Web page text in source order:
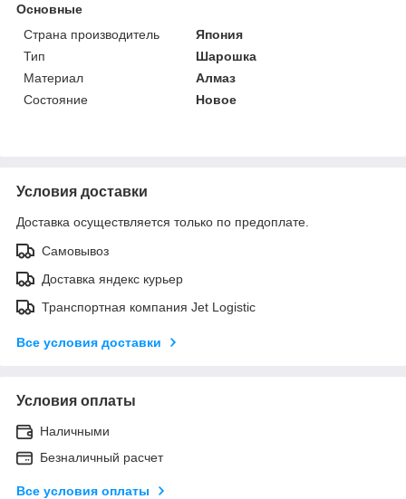
Основные
Страна производитель
Япония
Тип
Шарошка
Материал
Алмаз
Состояние
Новое
Условия доставки
Доставка осуществляется только по предоплате.
Самовывоз
Доставка яндекс курьер
Транспортная компания Jet Logistic
Все условия доставки
Условия оплаты
Наличными
Безналичный расчет
Все условия оплаты